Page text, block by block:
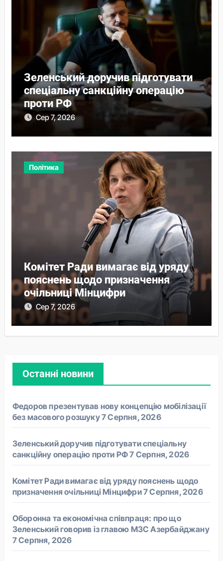
Зеленський доручив підготувати
спеціальну санкційну операцію
проти РФ
Сер 7, 2026
Політика
Комітет Ради вимагає від уряду
пояснень щодо призначення
очільниці Мінцифри
Сер 7, 2026
Останні новини
Федоров презентував нову концепцію мобілізації
без масового розшуку7 Серпня, 2026
Зеленський доручив підготувати спеціальну
санкційну операцію проти РФ7 Серпня, 2026
Комітет Ради вимагає від уряду пояснень щодо
призначення очільниці Мінцифри7 Серпня, 2026
Оборонна та економічна співпраця: про що
Зеленський говорив із главою МЗС Азербайджану
7 Серпня, 2026